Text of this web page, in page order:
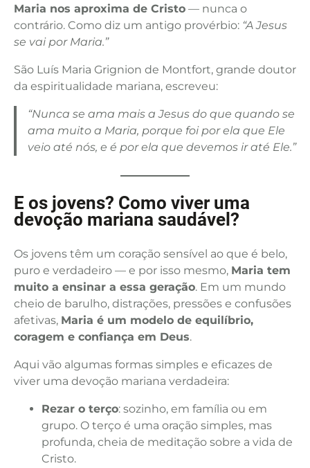
Maria nos aproxima de Cristo — nunca o
contrário. Como diz um antigo provérbio: “A Jesus
se vai por Maria.”
São Luís Maria Grignion de Montfort, grande doutor
da espiritualidade mariana, escreveu:
“Nunca se ama mais a Jesus do que quando se
ama muito a Maria, porque foi por ela que Ele
veio até nós, e é por ela que devemos ir até Ele.”
E os jovens? Como viver uma
devoção mariana saudável?
Os jovens têm um coração sensível ao que é belo,
puro e verdadeiro — e por isso mesmo, Maria tem
muito a ensinar a essa geração. Em um mundo
cheio de barulho, distrações, pressões e confusões
afetivas, Maria é um modelo de equilíbrio,
coragem e confiança em Deus.
Aqui vão algumas formas simples e eficazes de
viver uma devoção mariana verdadeira:
Rezar o terço: sozinho, em família ou em
grupo. O terço é uma oração simples, mas
profunda, cheia de meditação sobre a vida de
Cristo.